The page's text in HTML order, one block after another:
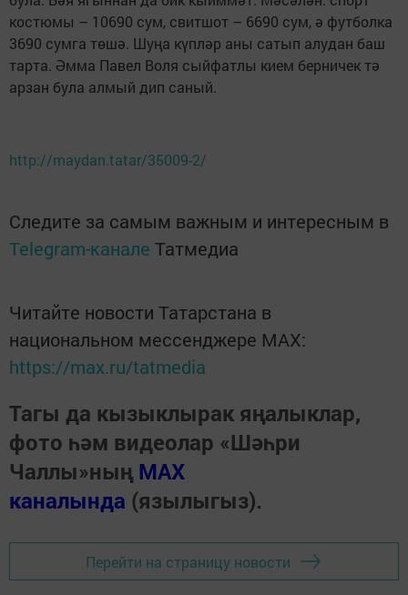
костюмы – 10690 сум, свитшот – 6690 сум, ә футболка
3690 сумга төшә. Шуңа күпләр аны сатып алудан баш
тарта. Әмма Павел Воля сыйфатлы кием берничек тә
арзан була алмый дип саный.
http://maydan.tatar/35009-2/
Следите за самым важным и интересным в
Telegram-канале Татмедиа
Читайте новости Татарстана в
национальном мессенджере MАХ:
https://max.ru/tatmedia
Тагы да кызыклырак яңалыклар,
фото һәм видеолар «Шәһри
Чаллы»ның MAX
каналында (язылыгыз).
Перейти на страницу новости